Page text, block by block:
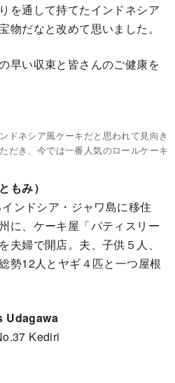
を通して持てたインドネシア
物だなと改めて思いました。
早い収束と皆さんのご健康を
ドネシア風ケーキだと思われて見向き
だき、今では一番人気のロールケーキ
もみ）
ンドシア・ジャワ島に移住
に、ケーキ屋「パティスリー
夫婦で開店。夫、子供５人、
勢12人とヤギ４匹と一つ屋根
Udagawa
Kediri